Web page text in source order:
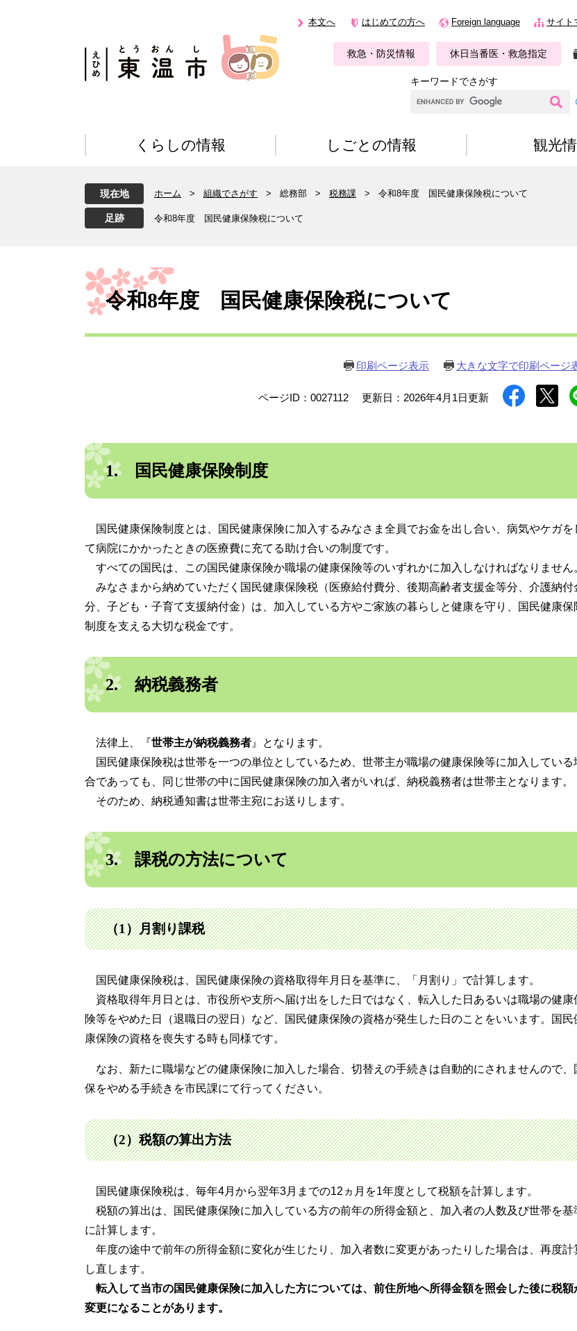
本文へ はじめての方へ Foreign language サイト
救急・防災情報 休日当番医・救急指定
キーワードでさがす
G
g
l
ス
くらしの情報 しごとの情報 観光
現在地 ホーム > 組織でさがす > 総務部 > 税務課 > 令和8年度 国民健康保険税について
令和8年度 国民健康保険税について
本
文
令和8年度 国民健康保険税について
印刷ページ表示 大きな文字で印刷ページ
ページID：0027112 更新日：2026年4月1日更新
1. 国民健康保険制度
国民健康保険制度とは、国民健康保険に加入するみなさま全員でお金を出し合い、病気やケガを
て病院にかかったときの医療費に充てる助け合いの制度です。
すべての国民は、この国民健康保険か職場の健康保険等のいずれかに加入しなければなりません
みなさまから納めていただく国民健康保険税（医療給付費分、後期高齢者支援金等分、介護納付
分、子ども・子育て支援納付金）は、加入している方やご家族の暮らしと健康を守り、国民健康保
制度を支える大切な税金です。
2. 納税義務者
法律上、『世帯主が納税義務者 』となります。
国民健康保険税は世帯を一つの単位としているため、世帯主が職場の健康保険等に加入している
合であっても、同じ世帯の中に国民健康保険の加入者がいれば、納税義務者は世帯主となります。
そのため、納税通知書は世帯主宛にお送りします。
3. 課税の方法について
（1）月割り課税
国民健康保険税は、国民健康保険の資格取得年月日を基準に、「月割り」で計算します。
資格取得年月日とは、市役所や支所へ届け出をした日ではなく、転入した日あるいは職場の健康
険等をやめた日（退職日の翌日）など、国民健康保険の資格が発生した日のことをいいます。国民
康保険の資格を喪失する時も同様です。
なお、新たに職場などの健康保険に加入した場合、切替えの手続きは自動的にされませんので、
保をやめる手続きを市民課にて行ってください。
（2）税額の算出方法
国民健康保険税は、毎年4月から翌年3月までの12ヵ月を1年度として税額を計算します。
税額の算出は、国民健康保険に加入している方の前年の所得金額と、加入者の人数及び世帯を基
に計算します。
年度の途中で前年の所得金額に変化が生じたり、加入者数に変更があったりした場合は、再度計
し直します。
転入して当市の国民健康保険に加入した方については、前住所地へ所得金額を照会した後に税額
変更になることがあります。